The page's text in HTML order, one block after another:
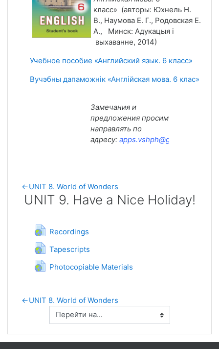
класс» (авторы: Юхнель Н.
В., Наумова Е. Г., Родовская Е.
А., Минск: Адукацыя і
выхаванне, 2014)
Учебное пособие «Английский язык. 6 класс»
Вучэбны дапаможнік «Англійская мова. 6 клас»
Замечания и
предложения просим
направлять по
адресу: apps.vshph@gmail.com
←UNIT 8. World of Wonders
UNIT 9. Have a Nice Holiday!
UNIT 9. Have a Nice Holiday!
RecordingsГиперссылка
TapescriptsГиперссылка
Photocopiable MaterialsГиперссылка
←UNIT 8. World of Wonders